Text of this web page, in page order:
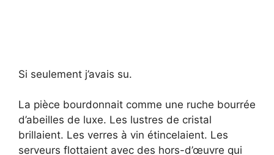
Si seulement j’avais su.
La pièce bourdonnait comme une ruche bourrée
d’abeilles de luxe. Les lustres de cristal
brillaient. Les verres à vin étincelaient. Les
serveurs flottaient avec des hors-d’œuvre qui